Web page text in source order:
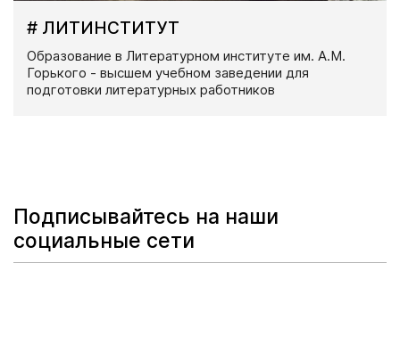
# ЛИТИНСТИТУТ
Образование в Литературном институте им. А.М.
Горького - высшем учебном заведении для
подготовки литературных работников
Подписывайтесь на наши
социальные сети